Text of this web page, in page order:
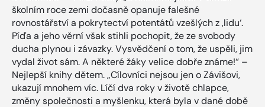
školním roce zemi dočasně opanuje falešné
rovnostářství a pokrytectví potentátů vzešlých z ‚lidu‘.
Píďa a jeho věrní však stihli pochopit, že ze svobody
ducha plynou i závazky. Vysvědčení o tom, že uspěli, jim
vydal život sám. A některé žáky velice dobře známe!“ –
Nejlepší knihy dětem. „Cílovníci nejsou jen o Závišovi,
ukazují mnohem víc. Líčí dva roky v životě chlapce,
změny společnosti a myšlenku, která byla v dané době